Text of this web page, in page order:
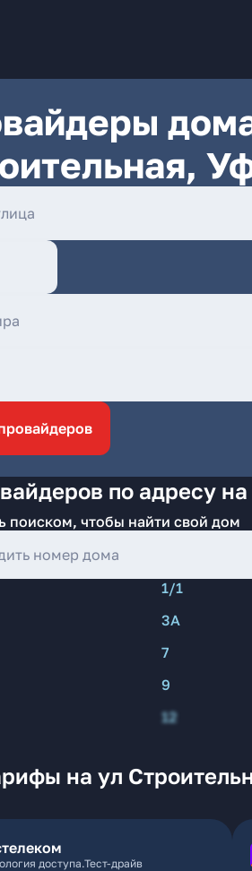
по адресу
поиском, чтобы найти свой дом
1/1
3А
7
9
12
на ул
доступа.Тест-драйв